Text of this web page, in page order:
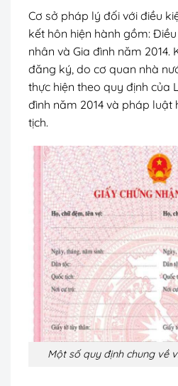
Cơ sở pháp lý đối với điều
kết hôn hiện hành gồm:
nhân và Gia đình năm 2014.
đăng ký, do cơ quan nhà
thực hiện theo quy định của
đình năm 2014 và pháp luật
tịch.
Một số quy định chung về